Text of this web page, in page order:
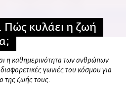
Πώς κυλάει η ζωή
η καθημερινότητα των ανθρώπων
γωνιές του κόσμου για
της ζωής τους.